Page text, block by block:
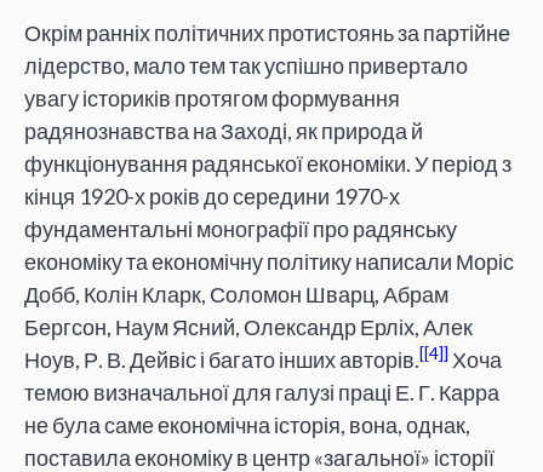
Окрім ранніх політичних протистоянь за партійне
лідерство, мало тем так успішно привертало
увагу істориків протягом формування
радянознавства на Заході, як природа й
функціонування радянської економіки. У період з
кінця 1920-х років до середини 1970-х
фундаментальні монографії про радянську
економіку та економічну політику написали Моріс
Добб, Колін Кларк, Соломон Шварц, Абрам
Бергсон, Наум Ясний, Олександр Ерліх, Алек
Ноув, Р. В. Дейвіс і багато інших авторів. [4]
Хоча
темою визначальної для галузі праці Е. Г. Карра
не була саме економічна історія, вона, однак,
поставила економіку в центр «загальної» історії